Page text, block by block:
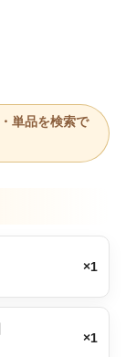
単品を検索で
×1
×1